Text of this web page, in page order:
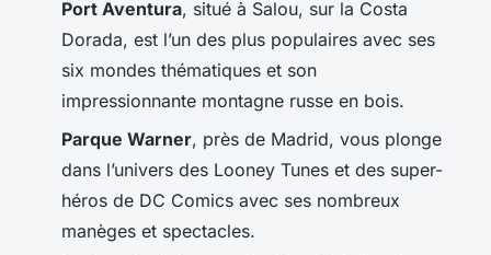
Port Aventura, situé à Salou, sur la Costa
Dorada, est l’un des plus populaires avec ses
six mondes thématiques et son
impressionnante montagne russe en bois.
Parque Warner, près de Madrid, vous plonge
dans l’univers des Looney Tunes et des super-
héros de DC Comics avec ses nombreux
manèges et spectacles.